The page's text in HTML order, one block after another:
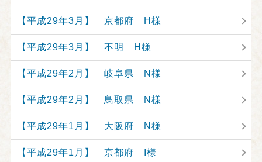
【平成29年3月】 京都府 H様
【平成29年3月】 不明 H様
【平成29年2月】 岐阜県 N様
【平成29年2月】 鳥取県 N様
【平成29年1月】 大阪府 N様
【平成29年1月】 京都府 I様